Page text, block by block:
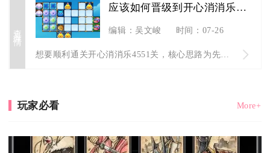
应该如何晋级到开心消消乐4551关
编辑：吴文峻 时间：07-26
玩家必看 More+